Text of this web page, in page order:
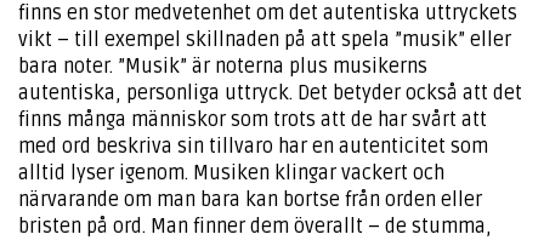
finns en stor medvetenhet om det autentiska uttryckets
vikt – till exempel skillnaden på att spela ”musik” eller
bara noter. ”Musik” är noterna plus musikerns
autentiska, personliga uttryck. Det betyder också att det
finns många människor som trots att de har svårt att
med ord beskriva sin tillvaro har en autenticitet som
alltid lyser igenom. Musiken klingar vackert och
närvarande om man bara kan bortse från orden eller
bristen på ord. Man finner dem överallt – de stumma,